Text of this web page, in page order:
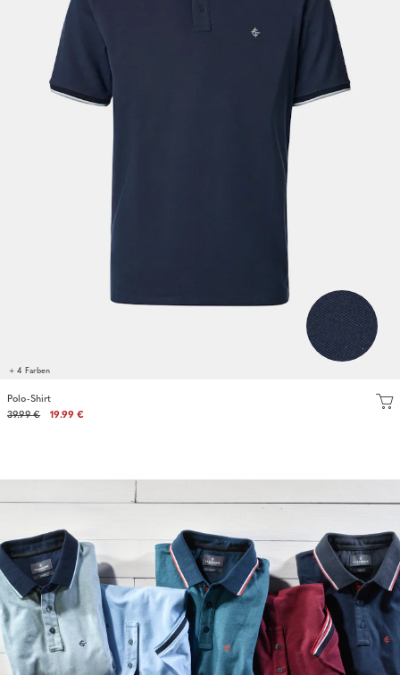
+ 4 Farben
Polo-Shirt
39.99 €
19.99 €